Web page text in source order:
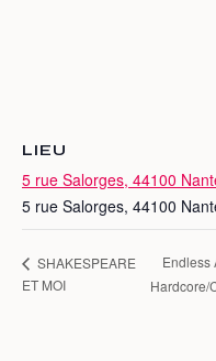
LIEU
5 rue Salorges, 44100
5 rue Salorges, 44100
SHAKESPEARE
ET MOI
Endless
Hardcore/